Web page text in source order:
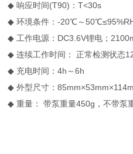
◆ 响应时间(T90)：T<30s
◆ 环境条件：-20℃～
◆ 工作电源：DC3.6V锂电；
◆ 连续工作时间： 正常检测状态
◆ 充电时间：4h～6h
◆ 外型尺寸：
◆ 重量： 带泵重量450g，不带泵